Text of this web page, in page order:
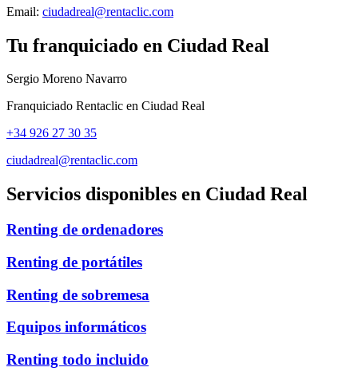
Email: ciudadreal@rentaclic.com
Tu franquiciado en Ciudad Real
Sergio Moreno Navarro
Franquiciado Rentaclic en Ciudad Real
+34 926 27 30 35
ciudadreal@rentaclic.com
Servicios disponibles en Ciudad Real
Renting de ordenadores
Renting de portátiles
Renting de sobremesa
Equipos informáticos
Renting todo incluido